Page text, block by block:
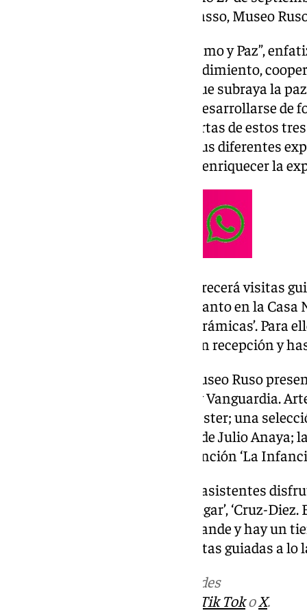
tres museos: La Casa Natal Picasso, Museo
Esta edición, bajo el lema “Turismo y Paz”,
turismo como puente de “entendimiento,
entre las naciones”, al tiempo que subraya la
para que las personas puedan desarrollarse de
agencia. Con la apertura de puertas de estos
la oportunidad de disfrutar de sus diferentes
visitas guiadas, diseñadas para enriquecer la
El Museo Casa Natal Picasso ofrecerá visitas
y en español a las 18.00 horas, tanto en la
temporal ‘Picasso: Imágenes cerámicas’. Para
inscripción 30 minutos antes en recepción y
Por su parte, la Colección del Museo Ruso
expositiva que incluye ‘Utopía y Vanguardia.
‘Ausentes’, de José Manuel Ballester; una
José María Castañé; ‘Guernica’, de Julio
Pensando en Bucle’; y la intervención ‘La
Por último, en el Pompidou, los asistentes
como ‘Place-ness. Habitar un lugar’, ‘Cruz-
intervención ‘Hay un tiempo grande y hay un
Aquí contarán también con visitas guiadas a lo
en las redes
Tik TokoX.